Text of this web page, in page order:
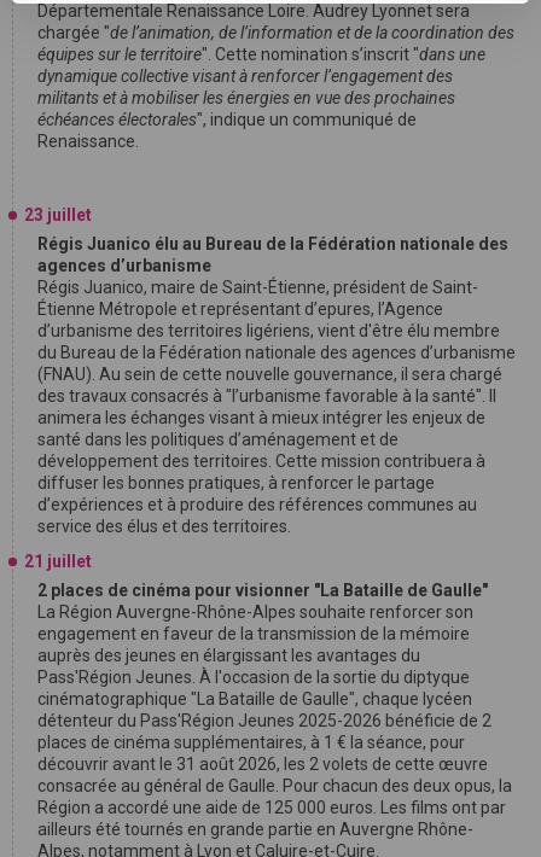
Départementale Renaissance Loire. Audrey Lyonnet sera
chargée "de l’animation, de l’information et de la coordination des
équipes sur le territoire". Cette nomination s’inscrit "dans une
dynamique collective visant à renforcer l’engagement des
militants et à mobiliser les énergies en vue des prochaines
échéances électorales", indique un communiqué de
Renaissance.
23 juillet
Régis Juanico élu au Bureau de la Fédération nationale des
agences d’urbanisme
Régis Juanico, maire de Saint-Étienne, président de Saint-
Étienne Métropole et représentant d’epures, l’Agence
d’urbanisme des territoires ligériens, vient d'être élu membre
du Bureau de la Fédération nationale des agences d’urbanisme
(FNAU). Au sein de cette nouvelle gouvernance, il sera chargé
des travaux consacrés à "l’urbanisme favorable à la santé". Il
animera les échanges visant à mieux intégrer les enjeux de
santé dans les politiques d’aménagement et de
développement des territoires. Cette mission contribuera à
diffuser les bonnes pratiques, à renforcer le partage
d’expériences et à produire des références communes au
service des élus et des territoires.
21 juillet
2 places de cinéma pour visionner "La Bataille de Gaulle"
La Région Auvergne-Rhône-Alpes souhaite renforcer son
engagement en faveur de la transmission de la mémoire
auprès des jeunes en élargissant les avantages du
Pass'Région Jeunes. À l'occasion de la sortie du diptyque
cinématographique "La Bataille de Gaulle", chaque lycéen
détenteur du Pass'Région Jeunes 2025-2026 bénéficie de 2
places de cinéma supplémentaires, à 1 € la séance, pour
découvrir avant le 31 août 2026, les 2 volets de cette œuvre
consacrée au général de Gaulle. Pour chacun des deux opus, la
Région a accordé une aide de 125 000 euros. Les films ont par
ailleurs été tournés en grande partie en Auvergne Rhône-
Alpes, notamment à Lyon et Caluire-et-Cuire.